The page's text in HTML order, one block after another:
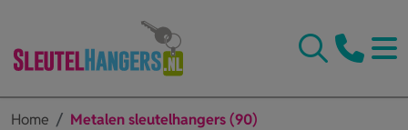
Home Metalen sleutelhangers (90)